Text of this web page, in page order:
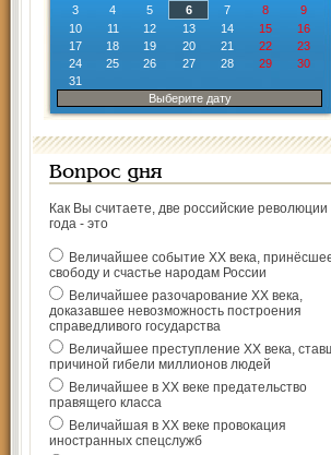
3
4 5 6 7 8
9
10
11 12 13 14 15
16
17
18 19 20 21 22
23
24
25 26 27 28 29
30
31
Выберите дату
Вопрос дня
Как Вы считаете, две российские революции
года - это
Величайшее событие ХХ века,
свободу и счастье народам России
Величайшее разочарование ХХ века,
доказавшее невозможность построения
справедливого государства
Величайшее преступление ХХ века,
причиной гибели миллионов людей
Величайшее в ХХ веке предательство
правящего класса
Величайшая в ХХ веке провокация
иностранных спецслужб